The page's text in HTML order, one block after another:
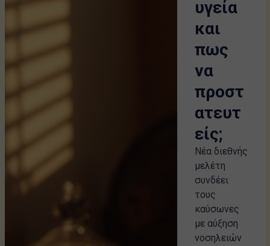
υγεία
και
πως
να
προστ
ατευτ
είς;
Νέα διεθνής
μελέτη
συνδέει
τους
καύσωνες
με αύξηση
νοσηλειών